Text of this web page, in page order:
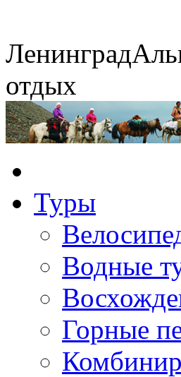
Ленинград
отдых
Туры
Водные
Горные